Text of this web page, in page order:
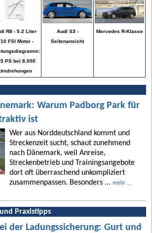
R8 - 5.2 Liter
FSI Motor -
PS bei 8.000
Audi S3 -
Seitenansicht
Mercedes R-Klasse
Warum Padborg Park für
ist
Wer aus Norddeutschland kommt und
Streckenzeit sucht, schaut zunehmend
nach Dänemark, weil Anreise,
Streckenbetrieb und Trainingsangebote
dort oft überraschend unkompliziert
zusammenpassen. Besonders ... mehr ...
Praxistipps
der Ladungssicherung: Gurt und